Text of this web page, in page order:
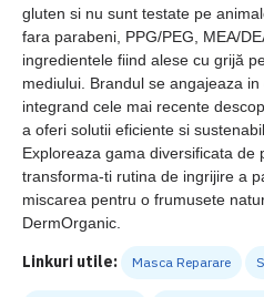
gluten si nu sunt testate pe
fara parabeni, PPG/PEG, MEA/
ingredientele fiind alese cu grijă
mediului. Brandul se angajeaza
integrand cele mai recente
a oferi solutii eficiente si
Exploreaza gama diversificata de
transforma-ti rutina de ingrijire a
miscarea pentru o frumusete
DermOrganic.
Linkuri utile: Masca Reparare